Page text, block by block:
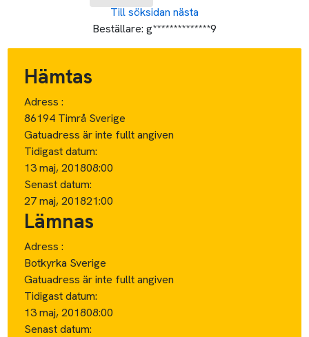
Till söksidan nästa
Beställare: g**************9
Hämtas
Adress :
86194 Timrå Sverige
Gatuadress är inte fullt angiven
Tidigast datum:
13 maj, 201808:00
Senast datum:
27 maj, 201821:00
Lämnas
Adress :
Botkyrka Sverige
Gatuadress är inte fullt angiven
Tidigast datum:
13 maj, 201808:00
Senast datum: